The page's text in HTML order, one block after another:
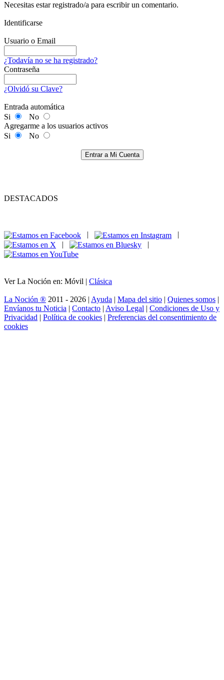
Necesitas estar registrado/a para escribir un comentario.
Identificarse
Usuario o Email
¿Todavía no se ha registrado?
Contraseña
¿Olvidó su Clave?
Entrada automática
Si
No
Agregarme a los usuarios activos
Si
No
Entrar a Mi Cuenta
DESTACADOS
|
|
|
|
Ver La Noción en: Móvil | Clásica
La Noción ® 2011 - 2026 | Ayuda | Mapa del sitio | Quienes somos |
Envíanos tu Noticia | Contacto | Aviso Legal | Condiciones de Uso y
Privacidad | Política de cookies | Preferencias del consentimiento de
cookies